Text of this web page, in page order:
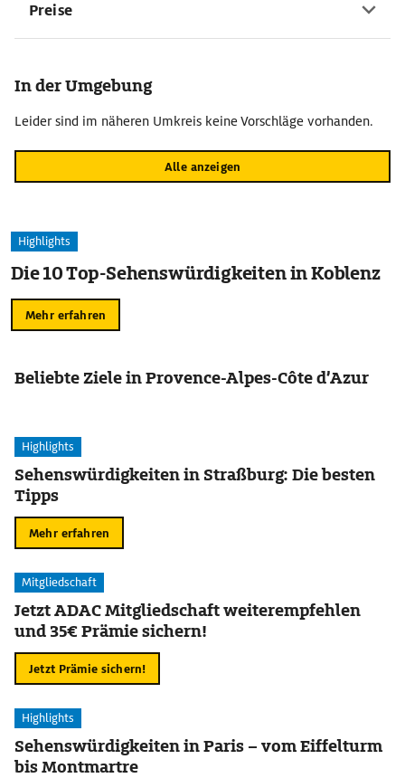
Preise
In der Umgebung
Leider sind im näheren Umkreis keine Vorschläge vorhanden.
Alle anzeigen
Highlights
Die 10 Top-Sehenswürdigkeiten in Koblenz
Mehr erfahren
Beliebte Ziele in Provence-Alpes-Côte d’Azur
Highlights
Sehenswürdigkeiten in Straßburg: Die besten
Tipps
Mehr erfahren
Mitgliedschaft
Jetzt ADAC Mitgliedschaft weiterempfehlen
und 35€ Prämie sichern!
Jetzt Prämie sichern!
Highlights
Sehenswürdigkeiten in Paris – vom Eiffelturm
bis Montmartre